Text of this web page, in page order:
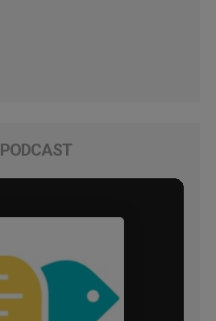
PODCAST